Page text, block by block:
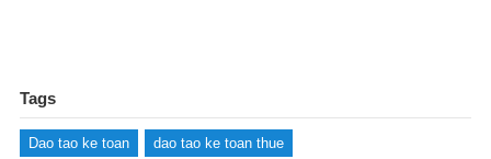
Tags
Dao tao ke toan dao tao ke toan thue